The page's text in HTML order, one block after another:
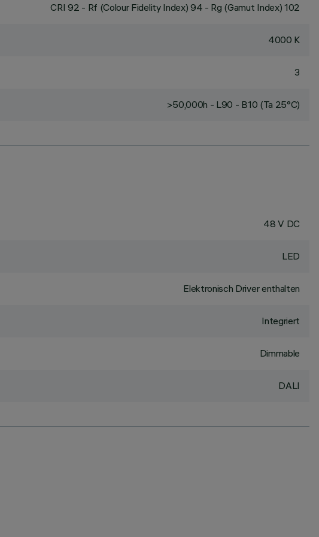
CRI92 - Rf (Colour Fidelity Index) 94 - Rg (Gamut Index) 102
4000 K
3
>50,000h - L90 - B10 (Ta 25°C)
48 V DC
LED
Elektronisch Driver enthalten
Integriert
Dimmable
DALI